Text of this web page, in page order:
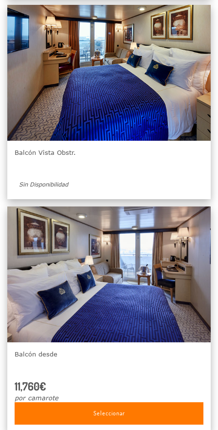
Balcón Vista Obstr.
Sin Disponibilidad
Balcón desde
11,760€
por camarote
Seleccionar